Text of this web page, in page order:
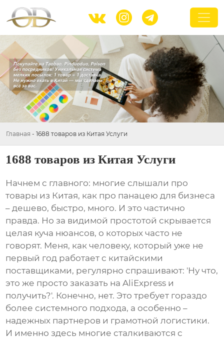
  
Главная - 1688 товаров из Китая Услуги
1688 товаров из Китая Услуги
Начнем с главного: многие слышали про
товары из Китая, как про панацею для бизнеса
– дешево, быстро, много. И это частично
правда. Но за видимой простотой скрывается
целая куча нюансов, о которых часто не
говорят. Меня, как человеку, который уже не
первый год работает с китайскими
поставщиками, регулярно спрашивают: 'Ну что,
это же просто заказать на AliExpress и
получить?'. Конечно, нет. Это требует гораздо
более системного подхода, а особенно –
надежных партнеров и грамотной логистики.
И именно здесь многие сталкиваются с